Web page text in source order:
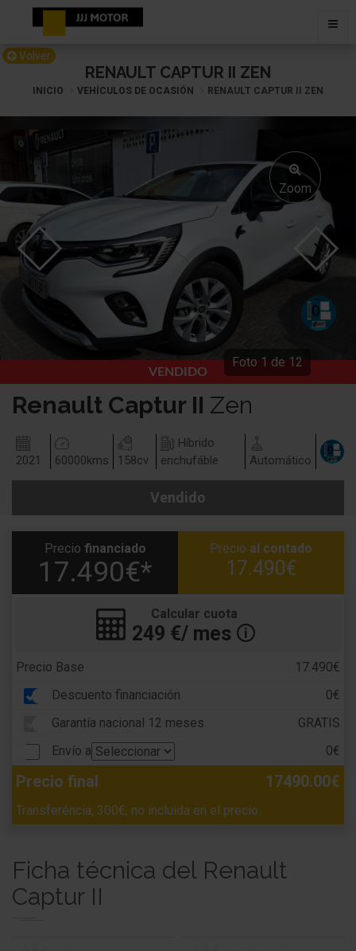
RENAULT CAPTUR II ZEN
Volver
INICIO VEHÍCULOS DE OCASIÓN RENAULT CAPTUR II ZEN
Zoom
VENDIDO
Foto 1de 12
Renault Captur II Zen
2021 60000kms 158cv
Híbrido
enchufáble
Automático
Vendido
Ficha técnica del Renault
Captur II
Precio financiado
17.490€*
Precio al contado
17.490€
Calcular cuota
249 €/ mes 🛈
Precio Base
17.490€
Descuento financiación
0€
Garantía nacional 12 meses
GRATIS
Envío a
0€
Precio final 17490.00€
Transferéncia, 300€, no incluida en el precio.